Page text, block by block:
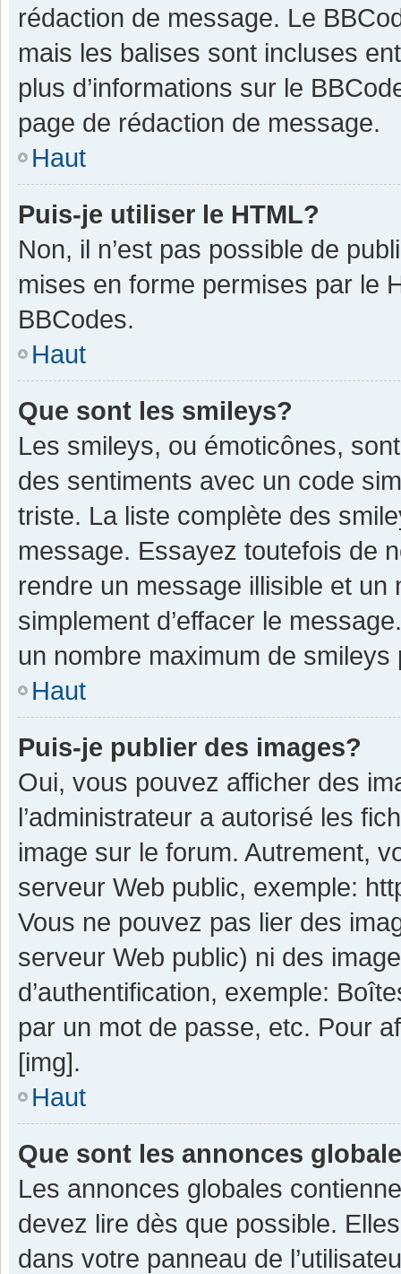
rédaction de message. Le
mais les balises sont incluses
plus d’informations sur le
page de rédaction de message.
Haut
Puis-je utiliser le HTML?
Non, il n’est pas possible de
mises en forme permises par le
BBCodes.
Haut
Que sont les smileys?
Les smileys, ou émoticônes,
des sentiments avec un code
triste. La liste complète des
message. Essayez toutefois de
rendre un message illisible et
simplement d’effacer le
un nombre maximum de smileys
Haut
Puis-je publier des images?
Oui, vous pouvez afficher des
l’administrateur a autorisé les
image sur le forum. Autrement,
serveur Web public, exemple:
Vous ne pouvez pas lier des
serveur Web public) ni des
d’authentification, exemple:
par un mot de passe, etc. Pour
[img].
Haut
Que sont les annonces
Les annonces globales
devez lire dès que possible.
dans votre panneau de